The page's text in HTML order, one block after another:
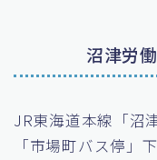
沼津労
JR東海道本線「沼
「市場町バス停」